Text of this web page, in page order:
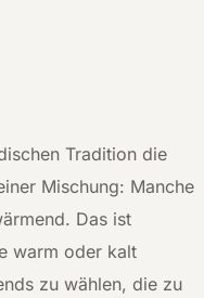
Tradition die
Mischung: Manche
Das ist
warm oder kalt
zu wählen, die zu